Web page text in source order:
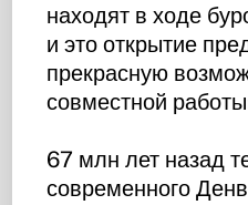
находят в ходе
и это открытие
прекрасную
совместной
67 млн лет назад
современного